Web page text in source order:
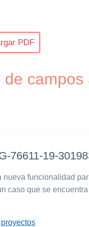
PDF
de
76611-19-
nueva funcionalidad
caso que se